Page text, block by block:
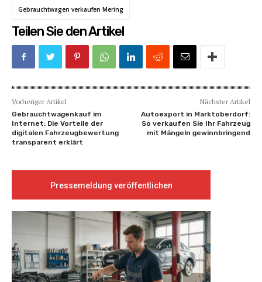
Gebrauchtwagen verkaufen Mering
Teilen Sie den Artikel
Vorheriger Artikel
Gebrauchtwagenkauf im
Internet: Die Vorteile der
digitalen Fahrzeugbewertung
transparent erklärt
Nächster Artikel
Autoexport in Marktoberdorf:
So verkaufen Sie Ihr Fahrzeug
mit Mängeln gewinnbringend
Pressemeldung veröffentlichen